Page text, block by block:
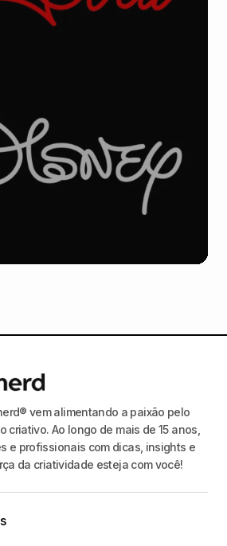
vem alimentando a paixão pelo
criativo. Ao longo de mais de 15 anos,
e profissionais com dicas, insights e
da criatividade esteja com você!